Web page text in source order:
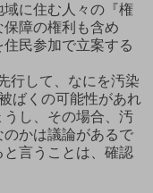
に住む人々の『権
障の権利も含め
民参加で立案する
行して、なにを汚染
ばくの可能性があれ
し、その場合、汚
かは議論があるで
と言うことは、確認